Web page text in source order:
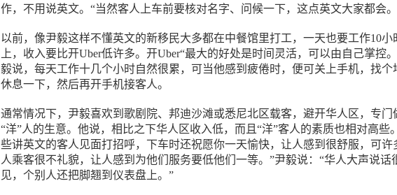
作，不用说英文。“当然客人上车前要核对名字、问候一下，这点英文大家都会
以前，像尹毅这样不懂英文的新移民大多都在中餐馆里打工，一天也要工作10小
上，收入要比开Uber低许多。开Uber“最大的好处是时间灵活，可以由自己掌控
毅说，每天工作十几个小时自然很累，可当他感到疲倦时，便可关上手机，找个
休息一下，然后再开手机接客人。
通常情况下，尹毅喜欢到歌剧院、邦迪沙滩或悉尼北区载客，避开华人区，专门
“洋”人的生意。他说，相比之下华人区收入低，而且“洋”客人的素质也相对高些
些讲英文的客人见面打招呼，下车时还祝愿你一天愉快，让人感到很舒服，可许
人乘客很不礼貌，让人感到为他们服务要低他们一等。”尹毅说：“华人大声说话
见，个别人还把脚翘到仪表盘上。”